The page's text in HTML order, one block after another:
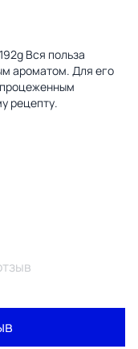
Вся польза
ароматом. Для его
процеженным
рецепту.